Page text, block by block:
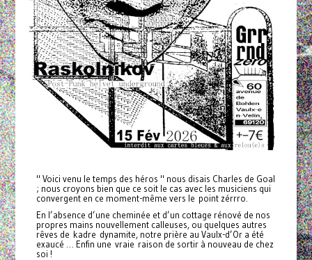
" Voici venu le temps des héros " nous disais Charles de Goal
; nous croyons bien que ce soit le cas avec les musiciens qui
convergent en ce moment-même vers le point zérrro.
En l’absence d’une cheminée et d’un cottage rénové de nos
propres mains nouvellement calleuses, ou quelques autres
rêves de kadre dynamite, notre prière au Vaulx-d’Or a été
exaucé … Enfin une vraie raison de sortir à nouveau de chez
soi !